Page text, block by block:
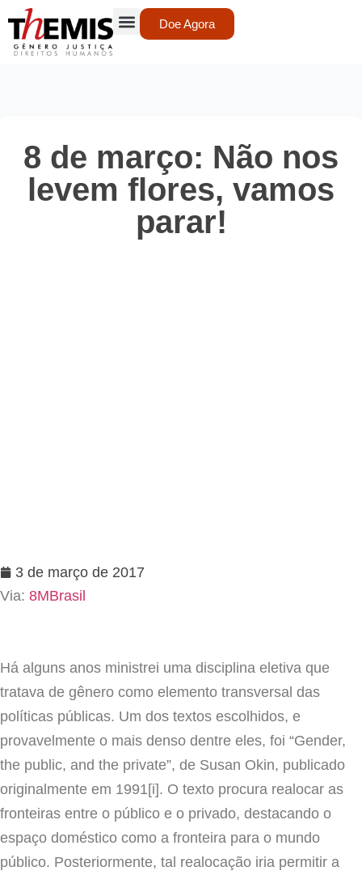
Doe Agora
8 de março: Não nos
levem flores, vamos
parar!
3 de março de 2017
Via: 8MBrasil
Há alguns anos ministrei uma disciplina eletiva que
tratava de gênero como elemento transversal das
políticas públicas. Um dos textos escolhidos, e
provavelmente o mais denso dentre eles, foi “Gender,
the public, and the private”, de Susan Okin, publicado
originalmente em 1991[i]. O texto procura realocar as
fronteiras entre o público e o privado, destacando o
espaço doméstico como a fronteira para o mundo
público. Posteriormente, tal realocação iria permitir a